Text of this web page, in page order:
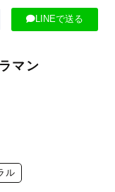
LINEで送る
マン
ル